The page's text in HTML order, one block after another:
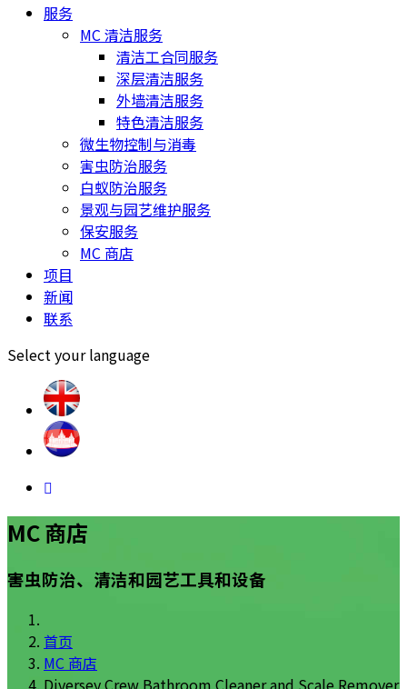
服务
MC 清洁服务
清洁工合同服务
深层清洁服务
外墙清洁服务
特色清洁服务
微生物控制与消毒
害虫防治服务
白蚁防治服务
景观与园艺维护服务
保安服务
MC 商店
项目
新闻
联系
Select your language
MC 商店
害虫防治、清洁和园艺工具和设备
首页
MC 商店
Diversey Crew Bathroom Cleaner and Scale Remover